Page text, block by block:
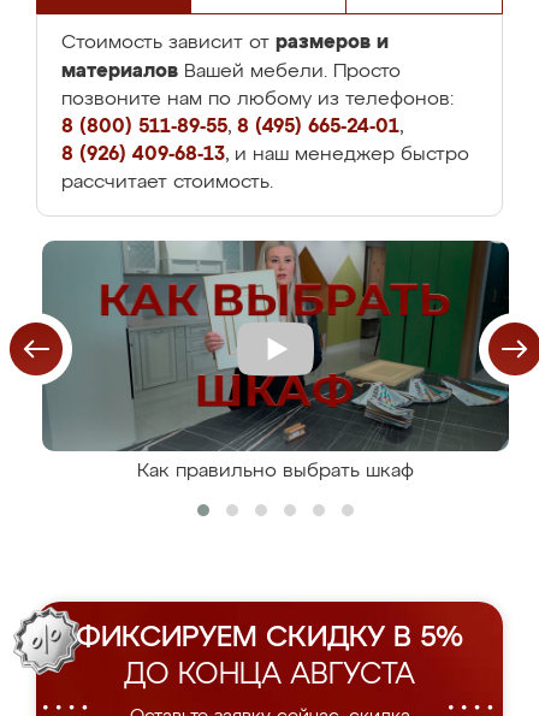
Стоимость зависит от размеров и
материалов Вашей мебели. Просто
позвоните нам по любому из телефонов:
8 (800) 511-89-55, 8 (495) 665-24-01,
8 (926) 409-68-13, и наш менеджер быстро
рассчитает стоимость.
Как правильно выбрать шкаф
ФИКСИРУЕМ СКИДКУ В 5%
ДО КОНЦА АВГУСТА